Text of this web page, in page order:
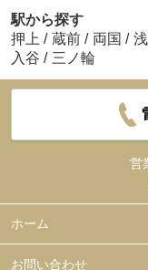
駅から探す
押上 / 蔵前 / 両国 /
入谷 / 三ノ輪
営
ホーム
お問い合わせ